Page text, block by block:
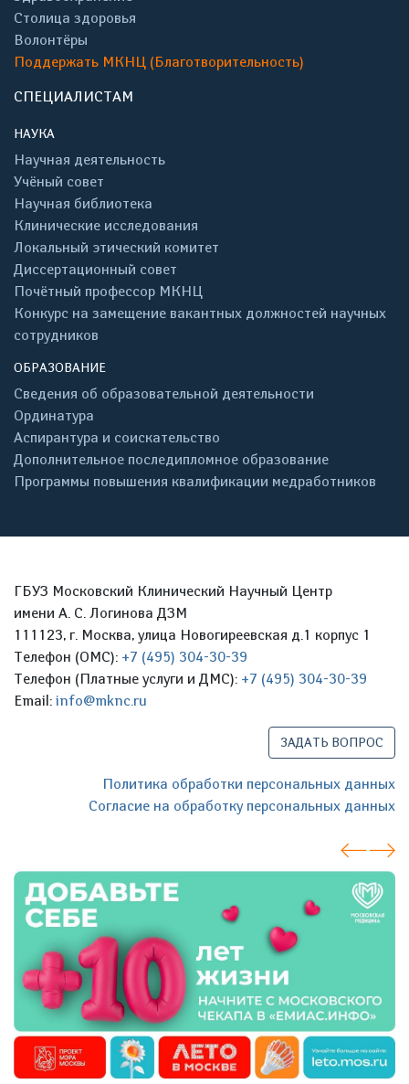
Столица здоровья
Волонтёры
Поддержать МКНЦ (Благотворительность)
СПЕЦИАЛИСТАМ
НАУКА
Научная деятельность
Учёный совет
Научная библиотека
Клинические исследования
Локальный этический комитет
Диссертационный совет
Почётный профессор МКНЦ
Конкурс на замещение вакантных должностей научных
сотрудников
ОБРАЗОВАНИЕ
Сведения об образовательной деятельности
Ординатура
Аспирантура и соискательство
Дополнительное последипломное образование
Программы повышения квалификации медработников
ГБУЗ Московский Клинический Научный Центр
имени А. С. Логинова ДЗМ
111123, г. Москва, улица Новогиреевская д.1 корпус 1
Телефон (ОМС): +7 (495) 304-30-39
Телефон (Платные услуги и ДМС): +7 (495) 304-30-39
Email: info@mknc.ru
ЗАДАТЬ ВОПРОС
Политика обработки персональных данных
Согласие на обработку персональных данных